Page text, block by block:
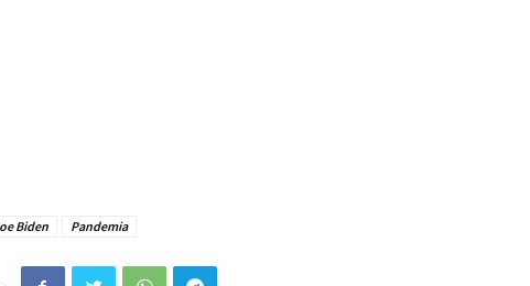
Biden Pandemia